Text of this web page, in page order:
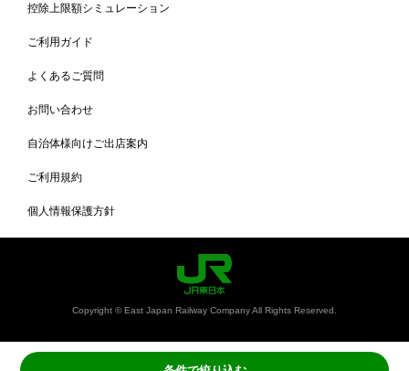
控除上限額シミュレーション
ご利用ガイド
よくあるご質問
お問い合わせ
自治体様向けご出店案内
ご利用規約
個人情報保護方針
Copyright © East Japan Railway Company All Rights Reserved.